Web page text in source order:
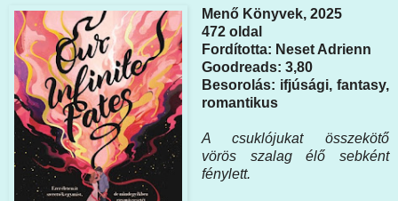
Menő Könyvek, 2025
472 oldal
Fordította: Neset Adrienn
Goodreads: 3,80
Besorolás: ifjúsági, fantasy,
romantikus
A csuklójukat összekötő
vörös szalag élő sebként
fénylett.